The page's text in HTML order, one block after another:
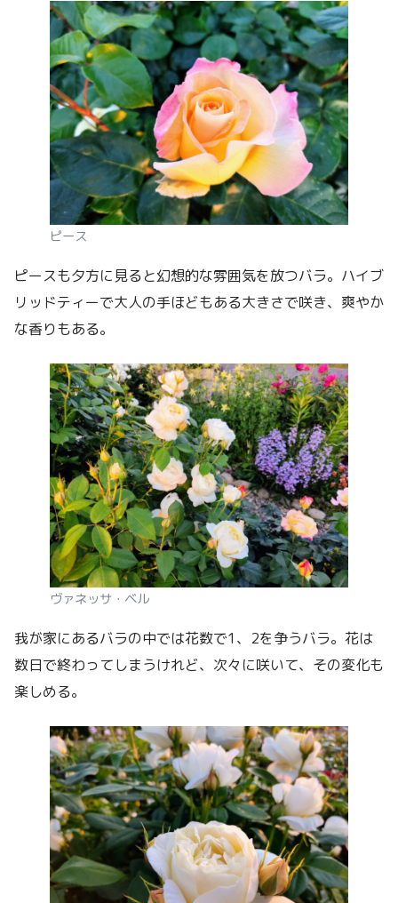
ピース
ピースも夕方に見ると幻想的な雰囲気を放つバラ。ハイブ
リッドティーで大人の手ほどもある大きさで咲き、爽やか
な香りもある。
ヴァネッサ・ベル
我が家にあるバラの中では花数で1、2を争うバラ。花は
数日で終わってしまうけれど、次々に咲いて、その変化も
楽しめる。